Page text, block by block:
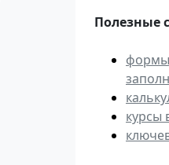
Полезные
курсы